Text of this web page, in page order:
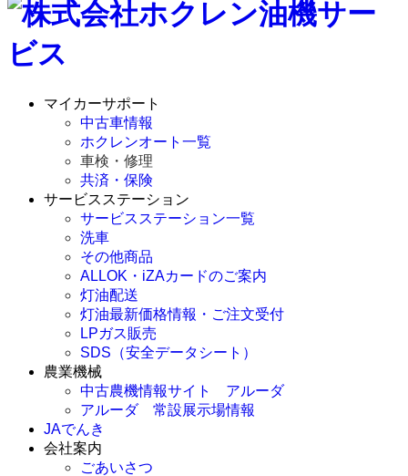
マイカーサポート
中古車情報
ホクレンオート一覧
車検・修理
共済・保険
サービスステーション
サービスステーション一覧
洗車
その他商品
ALLOK・iZAカードのご案内
灯油配送
灯油最新価格情報・ご注文受付
LPガス販売
SDS（安全データシート）
農業機械
中古農機情報サイト アルーダ
アルーダ 常設展示場情報
JAでんき
会社案内
ごあいさつ